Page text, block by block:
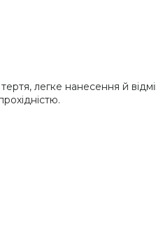
легке нанесення й